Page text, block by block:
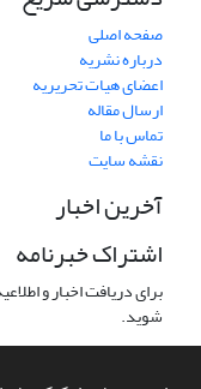
صفحه اصلی
درباره نشریه
اعضای هیات تحریریه
ارسال مقاله
تماس با ما
نقشه سایت
آخرین اخبار
اشتراک خبرنامه
برای دریافت اخبار و
شوید.